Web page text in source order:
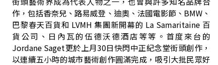
作，包括香奈兒、路易威登、迪奧、法國電影節、BMW、
巴黎春天百貨和 LVMH 集團新開幕的 La Samaritaine 百
貨公司、日內瓦的伍德沃德酒店等等。首度來台的
Jordane Saget更於上月30日快閃中正紀念堂街頭創作，
以連續五小時的城市藝術創作圓滿完成，吸引大批民眾好